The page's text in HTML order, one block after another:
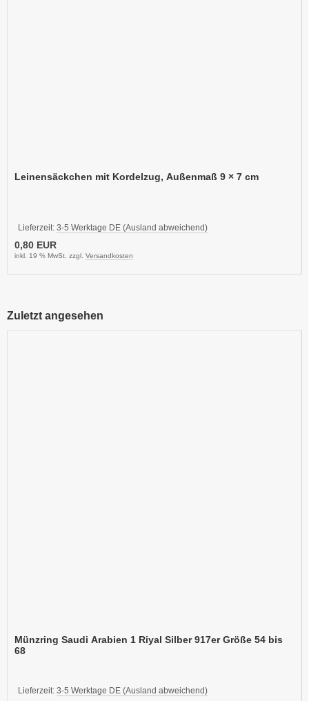
Leinensäckchen mit Kordelzug, Außenmaß 9 × 7 cm
Lieferzeit: 3-5 Werktage DE (Ausland abweichend)
0,80 EUR
inkl. 19 % MwSt. zzgl. Versandkosten
Zuletzt angesehen
Münzring Saudi Arabien 1 Riyal Silber 917er Größe 54 bis
68
Lieferzeit: 3-5 Werktage DE (Ausland abweichend)